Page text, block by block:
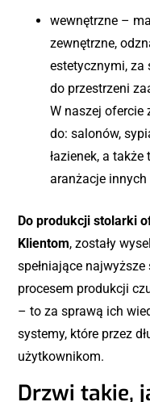
wewnętrzne –
zewnętrzne,
estetycznymi, za
do przestrzeni
W naszej ofercie
do: salonów,
łazienek, a
aranżacje
Do produkcji stolarki
Klientom, zostały
spełniające
procesem produkcji
– to za sprawą ich
systemy, które przez
użytkownikom.
Drzwi takie,